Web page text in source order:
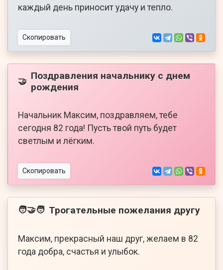
каждый день приносит удачу и тепло.
Скопировать
🤝 Поздравления начальнику с днем
рождения
Начальник Максим, поздравляем, тебе
сегодня 82 года! Пусть твой путь будет
светлым и лёгким.
Скопировать
🧑‍🤝‍🧑 Трогательные пожелания другу
Максим, прекрасный наш друг, желаем в 82
года добра, счастья и улыбок.